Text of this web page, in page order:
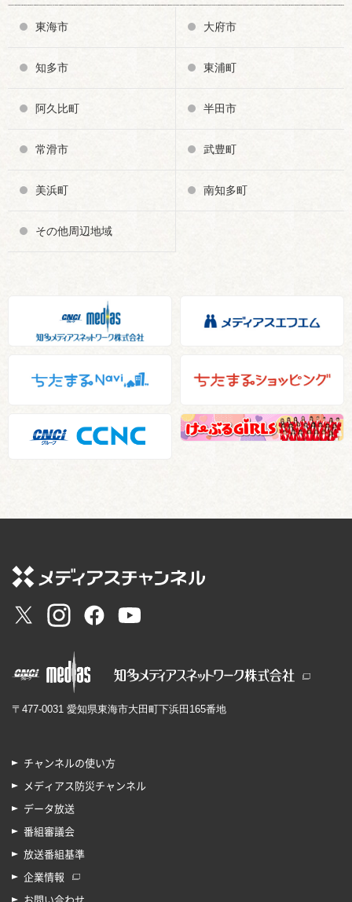
東海市 大府市
知多市 東浦町
阿久比町 半田市
常滑市 武豊町
美浜町 南知多町
その他周辺地域
〒477-0031 愛知県東海市大田町下浜田165番地
チャンネルの使い方
メディアス防災チャンネル
データ放送
番組審議会
放送番組基準
企業情報
お問い合わせ